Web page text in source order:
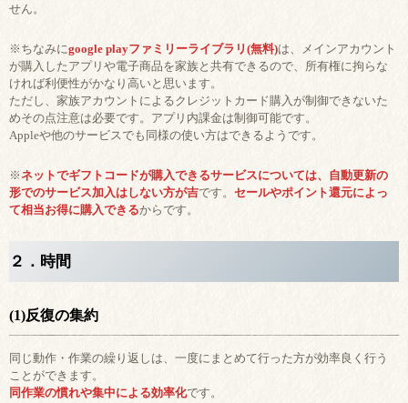
せん。
※ちなみにgoogle playファミリーライブラリ(無料)は、メインアカウント
が購入したアプリや電子商品を家族と共有できるので、所有権に拘らな
ければ利便性がかなり高いと思います。
ただし、家族アカウントによるクレジットカード購入が制御できないた
めその点注意は必要です。アプリ内課金は制御可能です。
Appleや他のサービスでも同様の使い方はできるようです。
※ネットでギフトコードが購入できるサービスについては、自動更新の
形でのサービス加入はしない方が吉です。 セールやポイント還元によっ
て相当お得に購入できるからです。
２．時間
(1)反復の集約
同じ動作・作業の繰り返しは、一度にまとめて行った方が効率良く行う
ことができます。
同作業の慣れや集中による効率化です。